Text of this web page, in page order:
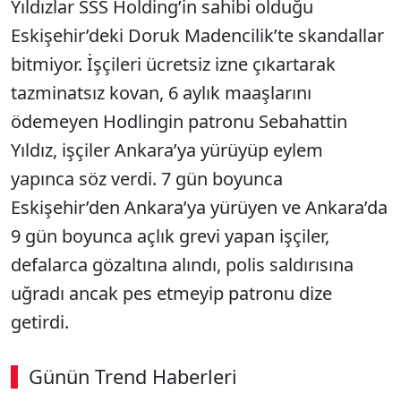
Yıldızlar SSS Holding’in sahibi olduğu
Eskişehir’deki Doruk Madencilik’te skandallar
bitmiyor. İşçileri ücretsiz izne çıkartarak
tazminatsız kovan, 6 aylık maaşlarını
ödemeyen Hodlingin patronu Sebahattin
Yıldız, işçiler Ankara’ya yürüyüp eylem
yapınca söz verdi. 7 gün boyunca
Eskişehir’den Ankara’ya yürüyen ve Ankara’da
9 gün boyunca açlık grevi yapan işçiler,
defalarca gözaltına alındı, polis saldırısına
uğradı ancak pes etmeyip patronu dize
getirdi.
Günün Trend Haberleri